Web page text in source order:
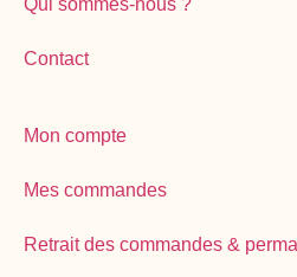
Contact
Mon compte
Mes commandes
Retrait des commandes &